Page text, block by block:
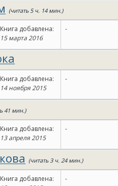
(читать 5 ч. 14 мин.)
Книга добавлена:
15 марта 2016
-
Книга добавлена:
14 ноября 2015
-
41 мин.)
Книга добавлена:
13 апреля 2015
-
(читать 3 ч. 24 мин.)
Книга добавлена:
-